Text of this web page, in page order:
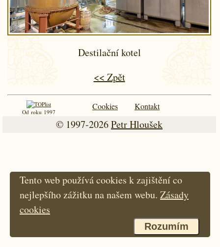
Destilační kotel
<< Zpět
Od roku 1997
Cookies Kontakt
© 1997-2026Petr Hloušek
Tento web používá cookies k zajištění co
nejlepšího zážitku na našem webu. Zásady
cookies
Rozumím